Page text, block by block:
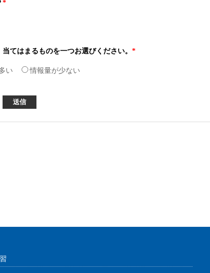
*
てはまるものを一つお選びください。 *
い 情報量が少ない